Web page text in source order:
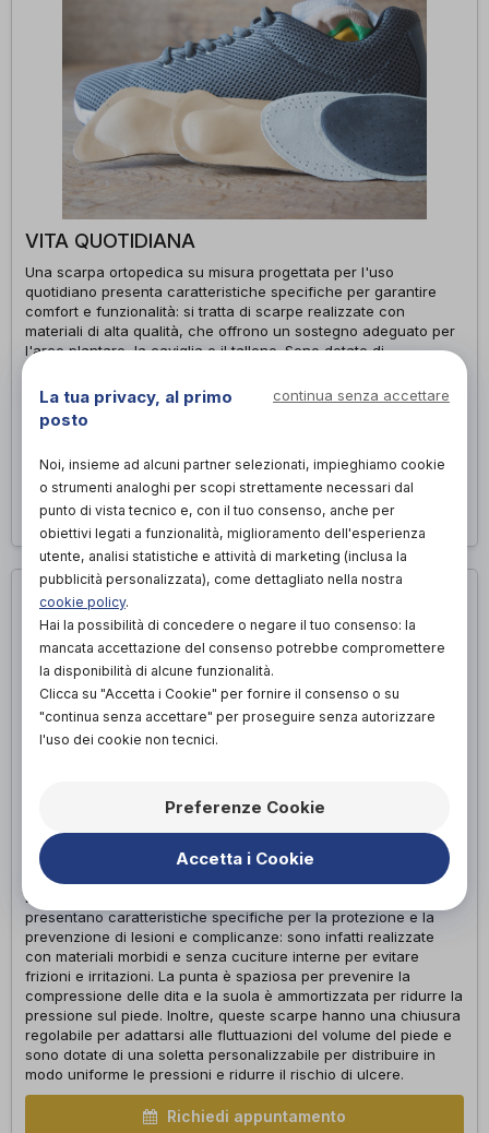
VITA QUOTIDIANA
Una scarpa ortopedica su misura progettata per l'uso
quotidiano presenta caratteristiche specifiche per garantire
comfort e funzionalità: si tratta di scarpe realizzate con
materiali di alta qualità, che offrono un sostegno adeguato per
l'arco plantare, la caviglia e il tallone. Sono dotate di
articolazioni, presentano suole antiscivolo e offrono una buona
trazione. Inoltre, possono essere personalizzate per adattarsi
alle deformità o alle necessità specifiche del paziente, come
instabilità.
Richiedi appuntamento
PER PIEDE DIABETICO
Le scarpe ortopediche su misura per piede diabetico
presentano caratteristiche specifiche per la protezione e la
prevenzione di lesioni e complicanze: sono infatti realizzate
con materiali morbidi e senza cuciture interne per evitare
frizioni e irritazioni. La punta è spaziosa per prevenire la
compressione delle dita e la suola è ammortizzata per ridurre la
pressione sul piede. Inoltre, queste scarpe hanno una chiusura
regolabile per adattarsi alle fluttuazioni del volume del piede e
sono dotate di una soletta personalizzabile per distribuire in
modo uniforme le pressioni e ridurre il rischio di ulcere.
Richiedi appuntamento
La tua privacy, al primo
posto
continua senza accettare
Noi, insieme ad alcuni partner selezionati, impieghiamo cookie
o strumenti analoghi per scopi strettamente necessari dal
punto di vista tecnico e, con il tuo consenso, anche per
obiettivi legati a funzionalità, miglioramento dell'esperienza
utente, analisi statistiche e attività di marketing (inclusa la
pubblicità personalizzata), come dettagliato nella nostra
cookie policy.
Hai la possibilità di concedere o negare il tuo consenso: la
mancata accettazione del consenso potrebbe compromettere
la disponibilità di alcune funzionalità.
Clicca su "Accetta i Cookie" per fornire il consenso o su
"continua senza accettare" per proseguire senza autorizzare
l'uso dei cookie non tecnici.
Preferenze Cookie
Accetta i Cookie